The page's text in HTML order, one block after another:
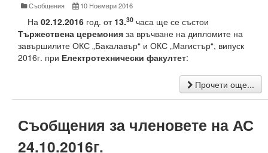
Факултет по изчислителна техника и автоматизация
Колежи
Добруджански технологичен колеж
Научноизследователски институт
Съобщения 10 Ноември 2016
На 02.12.2016 год. от 13.30 часа ще се състои
Тържествена церемония за връчване на дипломите на
завършилите ОКС „Бакалавър“ и ОКС „Магистър“, випуск
2016г. при Електротехнически факултет:
Прочети още...
Съобщения за членовете на АС
24.10.2016г.